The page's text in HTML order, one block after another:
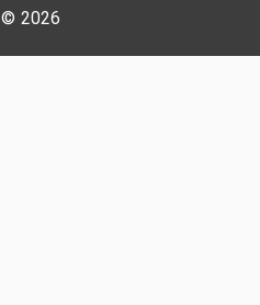
© 2026